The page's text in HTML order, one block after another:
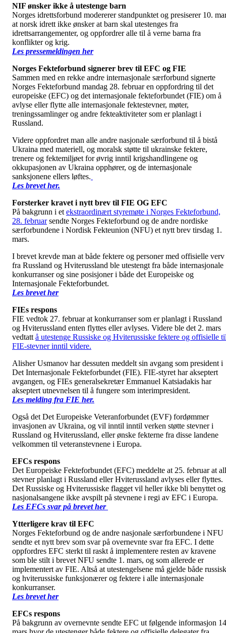
NIF ønsker ikke å utestenge barn
Norges idrettsforbund modererer standpunktet og presiserer 10.
at norsk idrett ikke ønsker at barn skal utestenges fra
idrettsarrangementer, og oppfordrer alle til å verne barna fra
konflikter og krig.
Les pressemeldingen her
Norges Fekteforbund signerer brev til EFC og FIE
Sammen med en rekke andre internasjonale særforbund signerte
Norges Fekteforbund mandag 28. februar en oppfordring til det
europeiske (EFC) og det internasjonale fekteforbundet (FIE) om å
avlyse eller flytte alle internasjonale fektestevner, møter,
treningssamlinger og andre fekteaktiviteter som er planlagt i
Russland.
Videre oppfordret man alle andre nasjonale særforbund til å bistå
Ukraina med materiell, og moralsk støtte til ukrainske fektere,
trenere og fektemiljøet for øvrig inntil krigshandlingene og
okkupasjonen av Ukraina opphører, og de internasjonale
sanksjonene ellers løftes.
Les brevet her.
Forsterker kravet i nytt brev til FIE OG EFC
På bakgrunn i et ekstraordinært styremøte i Norges Fekteforbund,
28. februarsendte Norges Fekteforbund og de andre nordiske
særforbundene i Nordisk Fekteunion (NFU) et nytt brev tirsdag 1.
mars.
I brevet krevde man at både fektere og personer med offisielle verv
fra Russland og Hviterussland ble utestengt fra både internasjonale
konkurranser og sine posisjoner i både det Europeiske og
Internasjonale Fekteforbundet.
Les brevet her
FIEs respons
FIE vedtok 27. februar at konkurranser som er planlagt i Russland
og Hviterussland enten flyttes eller avlyses. Videre ble det 2. mars
vedtatt å utestenge Russiske og Hviterussiske fektere og offisielle
FIE-stevner inntil videre.
Alisher Usmanov har dessuten meddelt sin avgang som president i
Det Internasjonale Fekteforbundet (FIE). FIE-styret har akseptert
avgangen, og FIEs generalsekretær Emmanuel Katsiadakis har
akseptert utnevnelsen til å fungere som interimpresident.
Les melding fra FIE her.
Også det Det Europeiske Veteranforbundet (EVF) fordømmer
invasjonen av Ukraina, og vil inntil inntil verken støtte stevner i
Russland og Hviterussland, eller ønske fekterne fra disse landene
velkommen til veteranstevnene i Europa.
EFCs respons
Det Europeiske Fekteforbundet (EFC) meddelte at 25. februar at
stevner planlagt i Russland eller Hviterussland avlyses eller flyttes.
Det Russiske og Hviterussiske flagget vil heller ikke bli benyttet og
nasjonalsangene ikke avspilt på stevnene i regi av EFC i Europa.
Les EFCs svar på brevet her
Ytterligere krav til EFC
Norges Fekteforbund og de andre nasjonale særforbundene i NFU
sendte et nytt brev som svar på overnevnte svar fra EFC. I dette
oppfordres EFC sterkt til raskt å implementere resten av kravene
som ble stilt i brevet NFU sendte 1. mars, og som allerede er
implementert av FIE. Altså at utestengelsene må gjelde både
og hviterussiske funksjonærer og fektere i alle internasjonale
konkurranser.
Les brevet her
EFCs respons
På bakgrunn av overnevnte sendte EFC ut følgende informasjon